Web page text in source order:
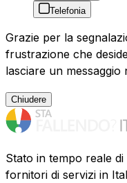
Telefonia
Grazie per la
frustrazione che
lasciare un messaggio
Chiudere
Stato in tempo reale
fornitori di servizi in